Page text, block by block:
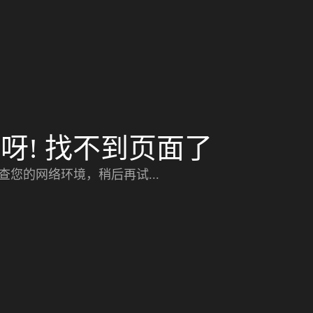
! 找不到页面了
您的网络环境，稍后再试...